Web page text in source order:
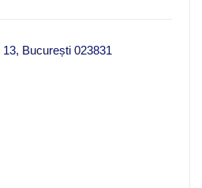
București 023831